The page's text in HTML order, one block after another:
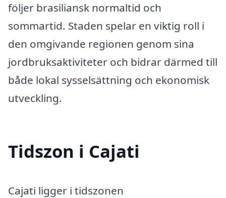
följer brasiliansk normaltid och
sommartid. Staden spelar en viktig roll i
den omgivande regionen genom sina
jordbruksaktiviteter och bidrar därmed till
både lokal sysselsättning och ekonomisk
utveckling.
Tidszon i Cajati
Cajati ligger i tidszonen